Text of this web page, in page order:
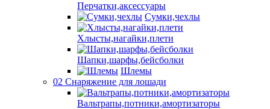
Перчатки,аксессуары
Сумки,чехлы
Хлысты,нагайки,плети
Шапки,шарфы,бейсболки
Шлемы
02 Снаряжение для лошади
Вальтрапы,потники,амортизаторы